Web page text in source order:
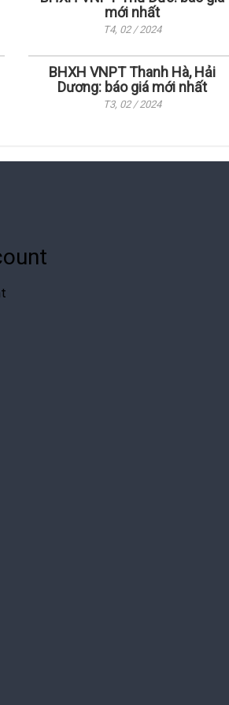
mới nhất
T4, 02 / 2024
BHXH VNPT Thanh Hà, Hải
Dương: báo giá mới nhất
T3, 02 / 2024